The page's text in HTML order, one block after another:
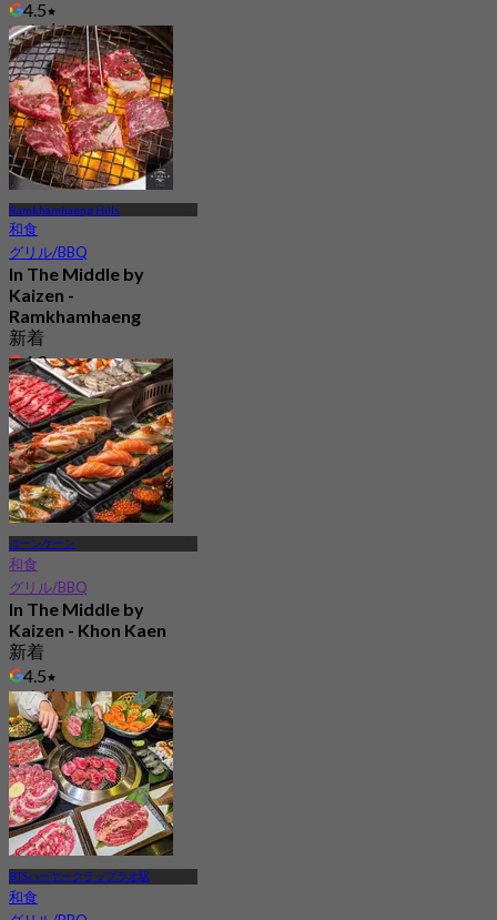
4.5
から฿ 994
Ramkhamhaeng Hills
和食
グリル/BBQ
In The Middle by
Kaizen -
Ramkhamhaeng
新着
4.9
から฿ 959
コーンケーン
和食
グリル/BBQ
In The Middle by
Kaizen - Khon Kaen
新着
4.5
から฿ 994
BTSハーヤークラップラオ駅
和食